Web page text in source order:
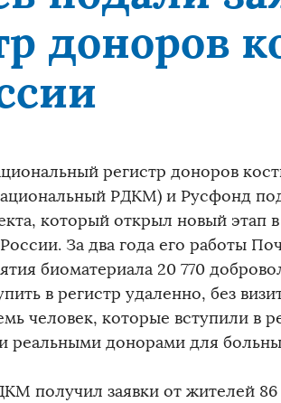
доноров
регистр доноров
РДКМ) и Русфонд
который открыл новый этап
За два года его работы
биоматериала 20 770
в регистр удаленно, без
человек, которые вступили в
реальными донорами для
получил заявки от жителей